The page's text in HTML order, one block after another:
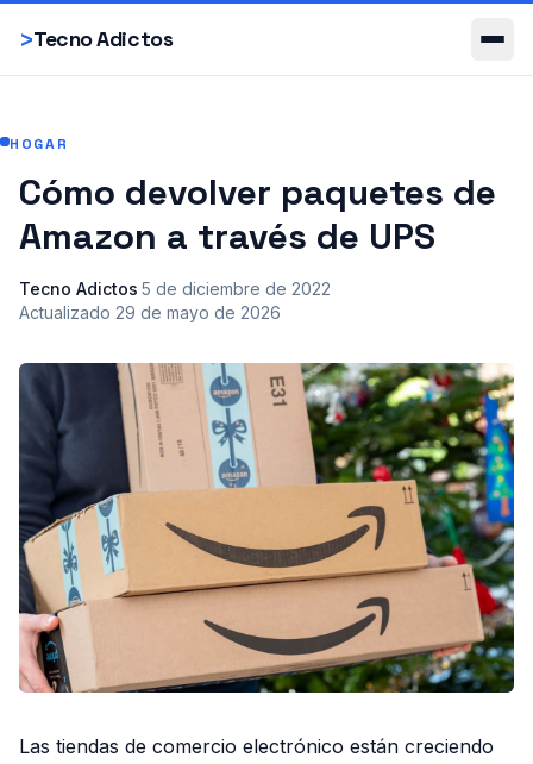
>Tecno Adictos
Smartphones
HOGAR
Cómo devolver paquetes de
Amazon a través de UPS
Tecno Adictos·5 de diciembre de 2022·
Actualizado 29 de mayo de 2026
Las tiendas de comercio electrónico están creciendo